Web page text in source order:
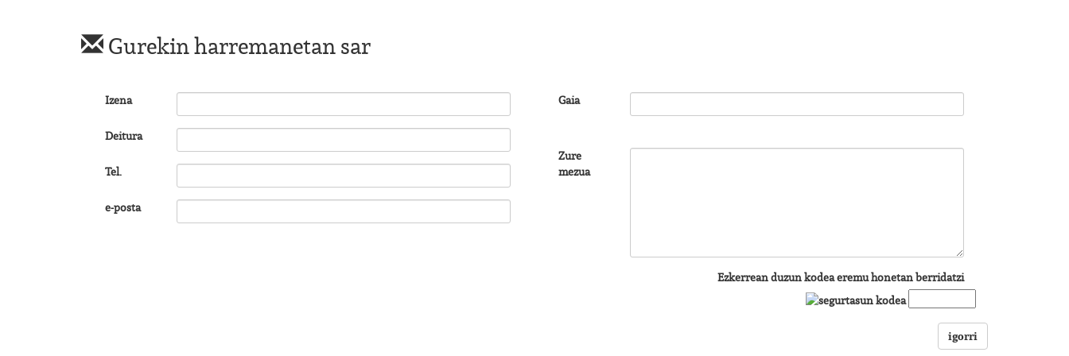
Gurekin harremanetan sar
Izena
Deitura
Tel.
e-posta
Gaia
Zure
mezua
Ezkerrean duzun kodea eremu honetan berridatzi
igorri